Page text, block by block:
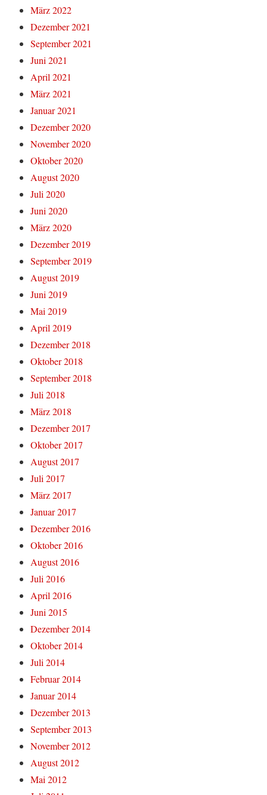
März 2022
Dezember 2021
September 2021
Juni 2021
April 2021
März 2021
Januar 2021
Dezember 2020
November 2020
Oktober 2020
August 2020
Juli 2020
Juni 2020
März 2020
Dezember 2019
September 2019
August 2019
Juni 2019
Mai 2019
April 2019
Dezember 2018
Oktober 2018
September 2018
Juli 2018
März 2018
Dezember 2017
Oktober 2017
August 2017
Juli 2017
März 2017
Januar 2017
Dezember 2016
Oktober 2016
August 2016
Juli 2016
April 2016
Juni 2015
Dezember 2014
Oktober 2014
Juli 2014
Februar 2014
Januar 2014
Dezember 2013
September 2013
November 2012
August 2012
Mai 2012